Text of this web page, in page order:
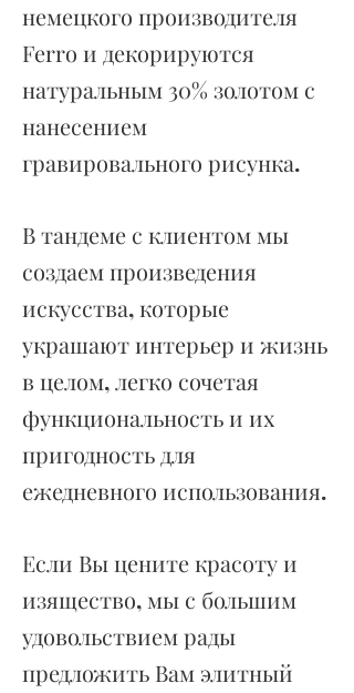
немецкого производителя
Ferro и декорируются
натуральным 30% золотом с
нанесением
гравировального рисунка.
В тандеме с клиентом мы
создаем произведения
искусства, которые
украшают интерьер и жизнь
в целом, легко сочетая
функциональность и их
пригодность для
ежедневного использования.
Если Вы цените красоту и
изящество, мы с большим
удовольствием рады
предложить Вам элитный